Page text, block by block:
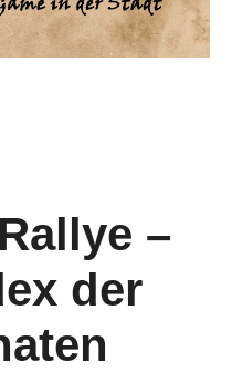
–
der